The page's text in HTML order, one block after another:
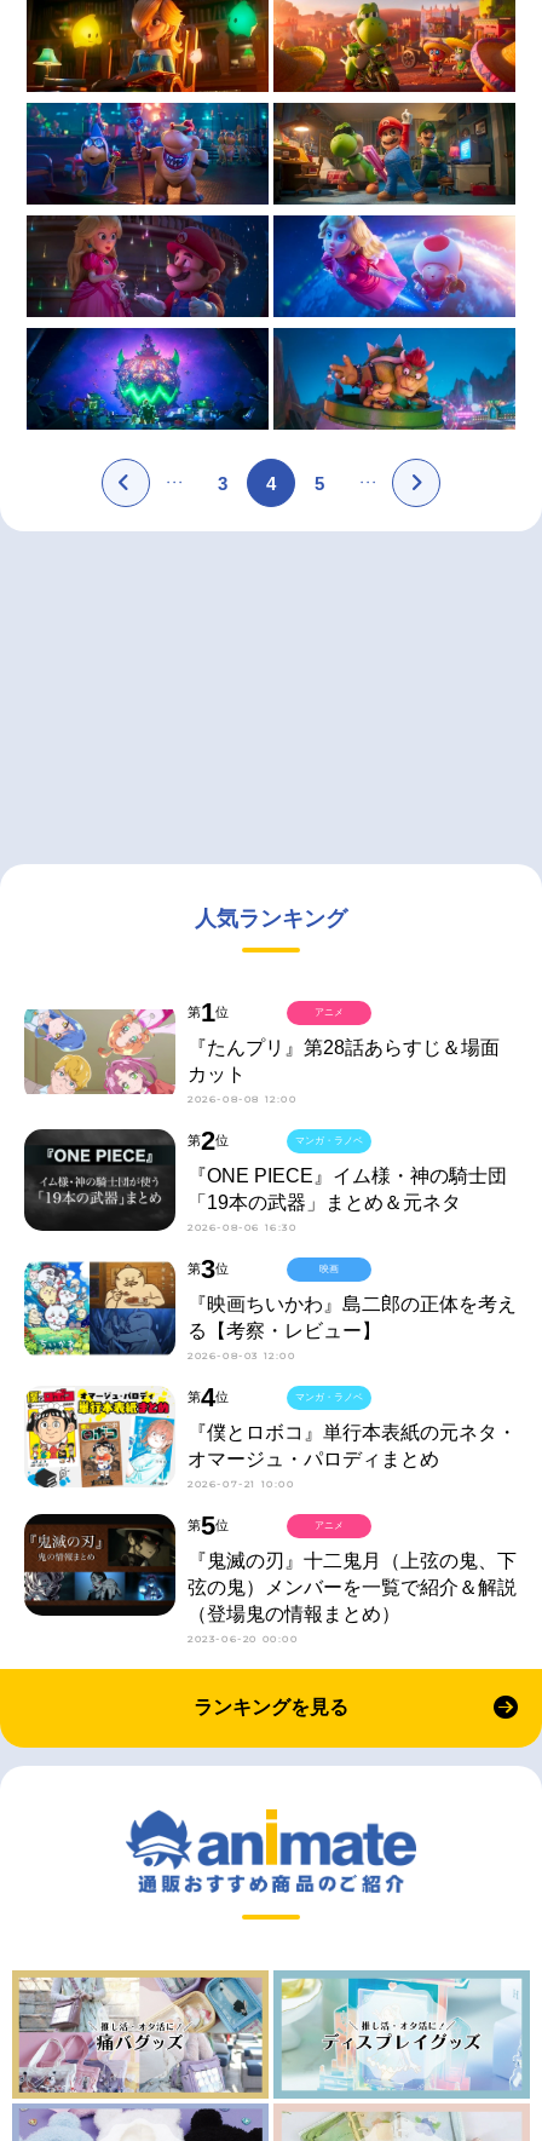
3 4 5
人気ランキング
第1位
『たんプリ』第28話あらすじ＆場面
カット
2026-08-08 12:00
アニメ
第2位
『ONE PIECE』イム様・神の騎士団
「19本の武器」まとめ＆元ネタ
2026-08-06 16:30
マンガ・ラノベ
第3位
『映画ちいかわ』島二郎の正体を考え
る【考察・レビュー】
2026-08-03 12:00
映画
第4位
『僕とロボコ』単行本表紙の元ネタ・
オマージュ・パロディまとめ
2026-07-21 10:00
マンガ・ラノベ
第5位
『鬼滅の刃』十二鬼月（上弦の鬼、下
弦の鬼）メンバーを一覧で紹介＆解説
（登場鬼の情報まとめ）
2023-06-20 00:00
アニメ
ランキングを見る